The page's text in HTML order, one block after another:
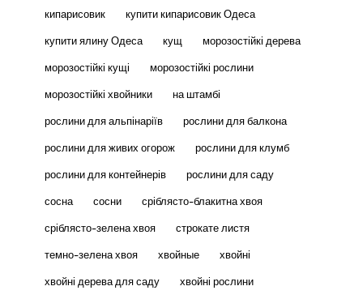
кипарисовик
купити кипарисовик Одеса
купити ялину Одеса
кущ
морозостійкі дерева
морозостійкі кущі
морозостійкі рослини
морозостійкі хвойники
на штамбі
рослини для альпінаріїв
рослини для балкона
рослини для живих огорож
рослини для клумб
рослини для контейнерів
рослини для саду
сосна
сосни
сріблясто-блакитна хвоя
сріблясто-зелена хвоя
строкате листя
темно-зелена хвоя
хвойные
хвойні
хвойні дерева для саду
хвойні рослини